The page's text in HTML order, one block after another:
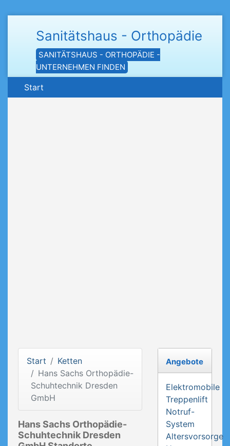
Sanitätshaus - Orthopädie
SANITÄTSHAUS - ORTHOPÄDIE -
UNTERNEHMEN FINDEN
Start
Start
Ketten
Hans Sachs Orthopädie-
Schuhtechnik Dresden
GmbH
Hans Sachs Orthopädie-
Schuhtechnik Dresden
Angebote
Elektromobile
Treppenlift
Notruf-
System
Altersvorsorge